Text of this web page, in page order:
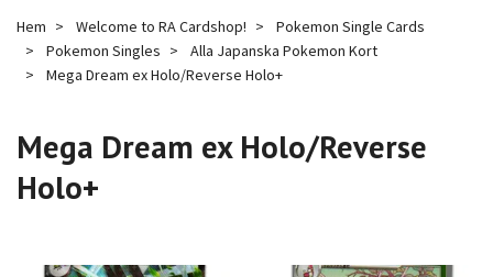
Hem Welcome to RA Cardshop!
Pokemon Single Cards
Pokemon Singles
Alla Japanska Pokemon Kort
Mega Dream ex Holo/Reverse Holo+
Mega Dream ex Holo/Reverse
Holo+